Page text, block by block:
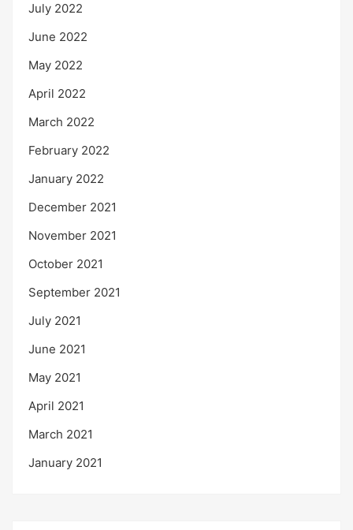
July 2022
June 2022
May 2022
April 2022
March 2022
February 2022
January 2022
December 2021
November 2021
October 2021
September 2021
July 2021
June 2021
May 2021
April 2021
March 2021
January 2021